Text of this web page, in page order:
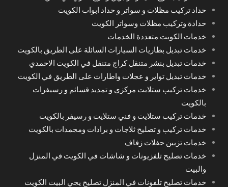
حداد تركيب مظلات و سواتر و حداد ابواب الكويت
حدادة وتركيب مظلات وسواتر الكويت
خدمات الكويت متعددة الخدمات
خدمات تبديل بطاريات السيارات السائلة على الطريق بالكويت
خدمات تبديل بنشر متنقل كراج متنقل في الكويت الاحمدي
خدمات تبديل تواير و عجلات واطارات على الطريق في الكويت
خدمات تركيب ستلايت مركزي و تمديد قسائم و رسيفرات
بالكويت
خدمات تركيب ستلايت و فني ستلايت و رسيفر بالكويت
خدمات تركيب و تصليح ثلاجات و برادات ومجمدات بالكويت
خدمات تزيين حفلات زفاف
خدمات تصليح تلفزيونات و شاشات في الكويت في المنزل
والبيت
خدمات تصليح تلفونات في المنزل تصليح يجي البيت الكويت